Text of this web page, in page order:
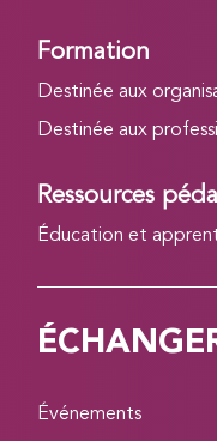
Formation
Destinée aux
Destinée aux
Ressources
Éducation et
Événements